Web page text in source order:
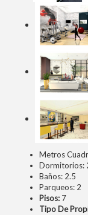
Metros
Dormitorios:
Baños: 2.5
Parqueos: 2
Pisos: 7
Tipo De